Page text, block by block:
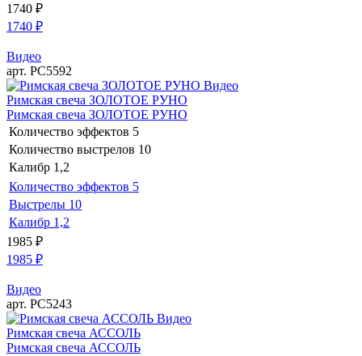
1740 ₽
1740 ₽
Видео
арт. РС5592
Видео
Римская свеча ЗОЛОТОЕ РУНО
Римская свеча ЗОЛОТОЕ РУНО
Количество эффектов 5
Количество выстрелов 10
Калибр 1,2
Количество эффектов 5
Выстрелы 10
Калибр 1,2
1985 ₽
1985 ₽
Видео
арт. РС5243
Видео
Римская свеча АССОЛЬ
Римская свеча АССОЛЬ